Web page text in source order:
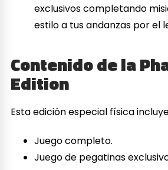
exclusivos completando
estilo a tus andanzas por el
Contenido de la
Edition
Esta edición especial física
Juego completo.
Juego de pegatinas